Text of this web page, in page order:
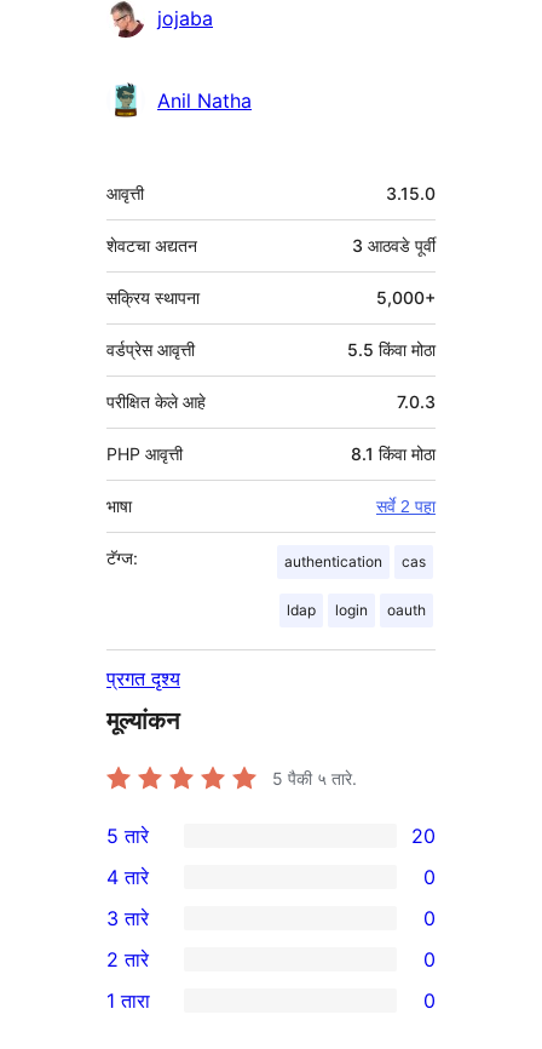
jojaba
Anil Natha
मेटा
आवृत्ती 3.15.0
शेवटचा अद्यतन 3 आठवडे पूर्वी
सक्रिय स्थापना 5,000+
वर्डप्रेस आवृत्ती 5.5 किंवा मोठा
परीक्षित केले आहे 7.0.3
PHP आवृत्ती 8.1 किंवा मोठा
भाषा सर्वे 2 पहा
टॅग्ज: authentication cas
ldap login oauth
प्रगत दृश्य
मूल्यांकन
5 पैकी ५ तारे.
20
5-
तारांकित
परीक्षणे
5 तारे 20
4-
तारांकित
परीक्षणे
4 तारे 0
0
3-
तारांकित
3 तारे 0
2-
2 तारे 0
1 तारा 0